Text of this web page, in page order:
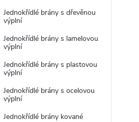
Jednokřídlé brány s dřevěnou
výplní
Jednokřídlé brány s lamelovou
výplní
Jednokřídlé brány s plastovou
výplní
Jednokřídlé brány s ocelovou
výplní
Jednokřídlé brány kované